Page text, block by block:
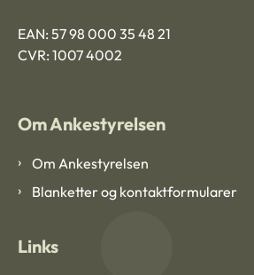
EAN: 57 98 000 35 48 21
CVR: 1007 4002
Om Ankestyrelsen
Om Ankestyrelsen
Blanketter og kontaktformularer
Links